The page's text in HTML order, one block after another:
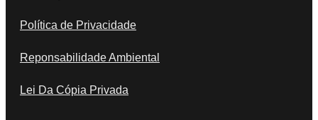
Política de Privacidade
Reponsabilidade Ambiental
Lei Da Cópia Privada